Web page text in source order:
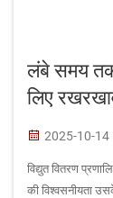
लंबे समय
लिए
2025-10-14
विद्युत वितरण
की विश्वसनीयता